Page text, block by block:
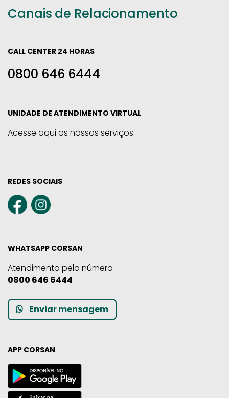
Canais de Relacionamento
CALL CENTER 24 HORAS
0800 646 6444
UNIDADE DE ATENDIMENTO VIRTUAL
Acesse aqui os nossos serviços.
REDES SOCIAIS
WHATSAPP CORSAN
Atendimento pelo número
0800 646 6444
Enviar mensagem
APP CORSAN